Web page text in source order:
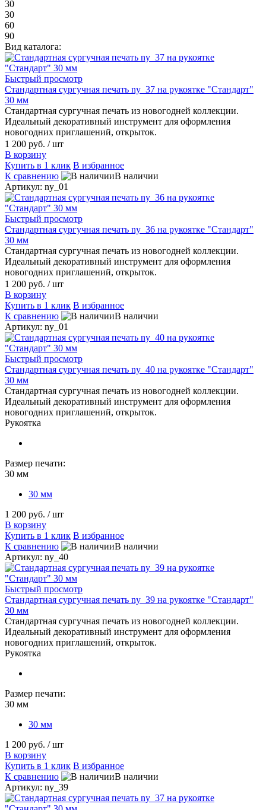
30
30
60
90
Вид каталога:
Быстрый просмотр
Стандартная сургучная печать ny_37 на рукоятке "Стандарт"
30 мм
Стандартная сургучная печать из новогодней коллекции.
Идеальный декоративный инструмент для оформления
новогодних приглашений, открыток.
1 200 руб. / шт
В корзину
Купить в 1 клик В избранное
К сравнению
В наличии
Артикул: ny_01
Быстрый просмотр
Стандартная сургучная печать ny_36 на рукоятке "Стандарт"
30 мм
Стандартная сургучная печать из новогодней коллекции.
Идеальный декоративный инструмент для оформления
новогодних приглашений, открыток.
1 200 руб. / шт
В корзину
Купить в 1 клик В избранное
К сравнению
В наличии
Артикул: ny_01
Быстрый просмотр
Стандартная сургучная печать ny_40 на рукоятке "Стандарт"
30 мм
Стандартная сургучная печать из новогодней коллекции.
Идеальный декоративный инструмент для оформления
новогодних приглашений, открыток.
Рукоятка
Размер печати:
30 мм
30 мм
1 200 руб. / шт
В корзину
Купить в 1 клик В избранное
К сравнению
В наличии
Артикул: ny_40
Быстрый просмотр
Стандартная сургучная печать ny_39 на рукоятке "Стандарт"
30 мм
Стандартная сургучная печать из новогодней коллекции.
Идеальный декоративный инструмент для оформления
новогодних приглашений, открыток.
Рукоятка
Размер печати:
30 мм
30 мм
1 200 руб. / шт
В корзину
Купить в 1 клик В избранное
К сравнению
В наличии
Артикул: ny_39